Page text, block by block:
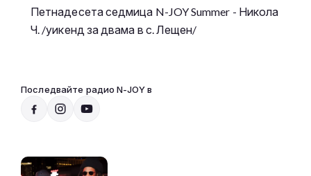
Петнадесета седмица N-JOY Summer - Никола
Ч. /уикенд за двама в с. Лещен/
Последвайте радио N-JOY в
СЛУШАЙ
20:00 - 07:00